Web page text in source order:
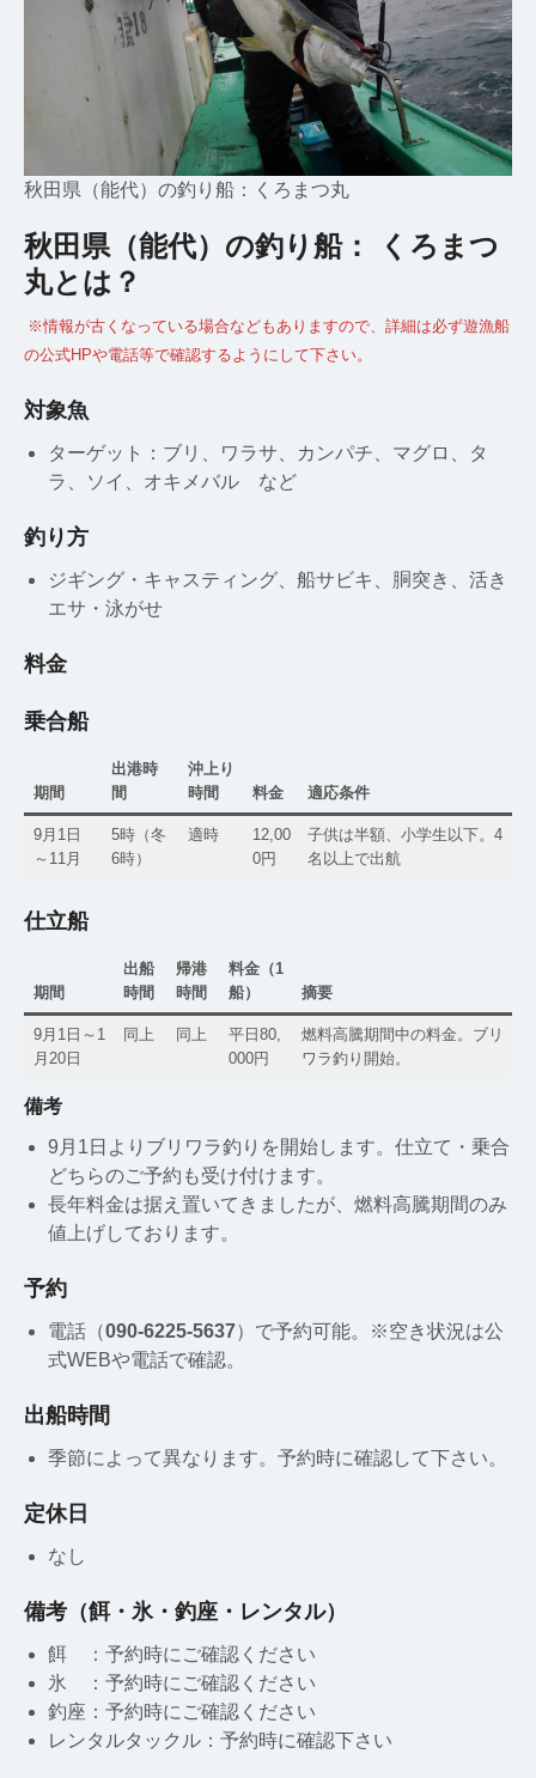
秋田県（能代）の釣り船：くろまつ丸
秋田県（能代）の釣り船： くろまつ
丸とは？
※情報が古くなっている場合などもありますので、詳細は必ず遊漁船
の公式HPや電話等で確認するようにして下さい。
対象魚
ターゲット：ブリ、ワラサ、カンパチ、マグロ、タ
ラ、ソイ、オキメバル など
釣り方
ジギング・キャスティング、船サビキ、胴突き、活き
エサ・泳がせ
料金
乗合船
期間
出港時
間
沖上り
時間
料金 適応条件
9月1日
～11月
5時（冬
6時）
適時
12,00
0円
子供は半額、小学生以下。4
名以上で出航
仕立船
期間
出船
時間
帰港
時間
料金（1
船）
摘要
9月1日～1
月20日
同上 同上
平日80,
000円
燃料高騰期間中の料金。ブリ
ワラ釣り開始。
備考
9月1日よりブリワラ釣りを開始します。仕立て・乗合
どちらのご予約も受け付けます。
長年料金は据え置いてきましたが、燃料高騰期間のみ
値上げしております。
予約
電話（090-6225-5637）で予約可能。※空き状況は公
式WEBや電話で確認。
出船時間
季節によって異なります。予約時に確認して下さい。
定休日
なし
備考（餌・氷・釣座・レンタル）
餌 ：予約時にご確認ください
氷 ：予約時にご確認ください
釣座：予約時にご確認ください
レンタルタックル：予約時に確認下さい